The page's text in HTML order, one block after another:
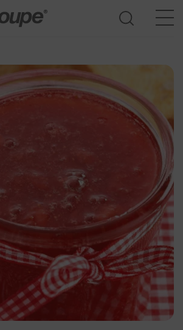
Öppna produktguide